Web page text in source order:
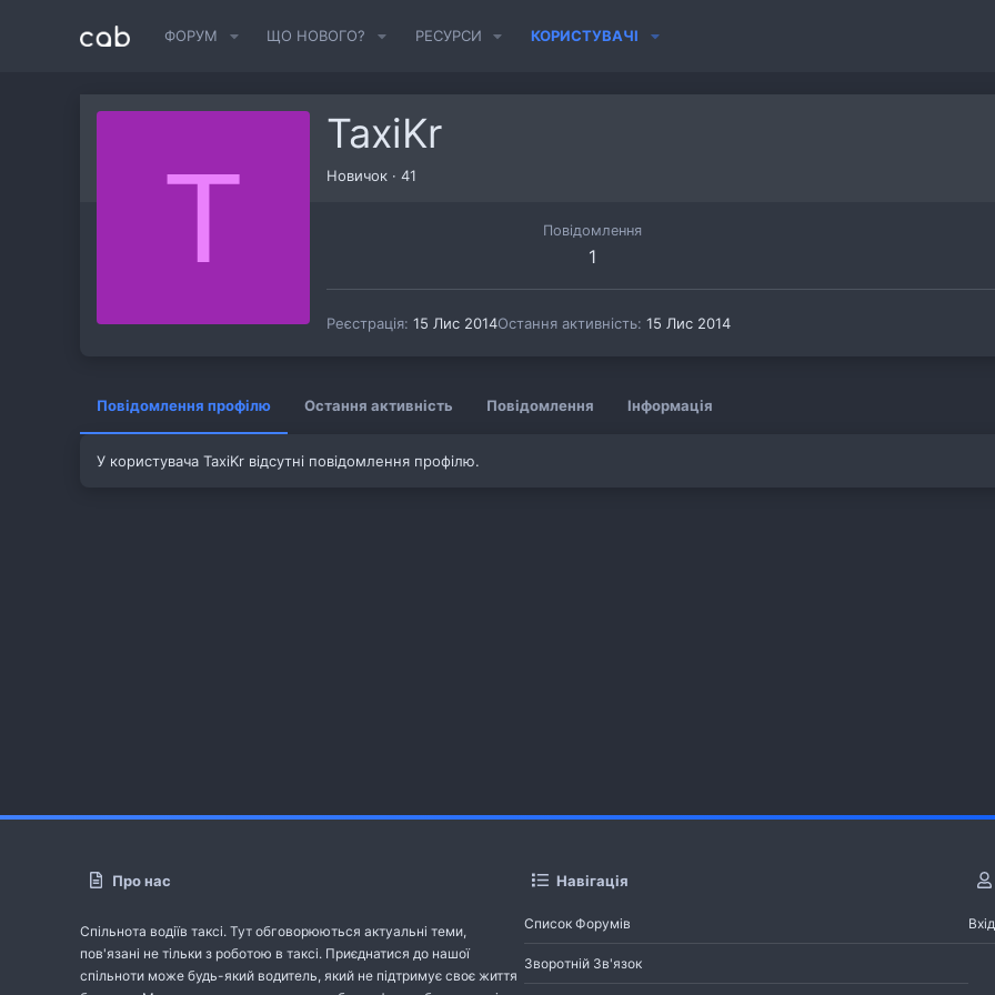
ФОРУМ ЩО НОВОГО? РЕСУРСИ КОРИСТУВАЧІ
T
TaxiKr
Новичок · 41
Повідомлення
1
Реєстрація 15 Лис 2014Остання активність 15 Лис 2014
Повідомлення профілю Остання активність Повідомлення Інформація
У користувача TaxiKr відсутні повідомлення профілю.
Про нас
Спільнота водіїв таксі. Тут обговорюються актуальні теми,
пов'язані не тільки з роботою в таксі. Приєднатися до нашої
спільноти може будь-який водитель, який не підтримує своє життя
Навігація
Список Форумів
Зворотній Зв'язок
Вхід